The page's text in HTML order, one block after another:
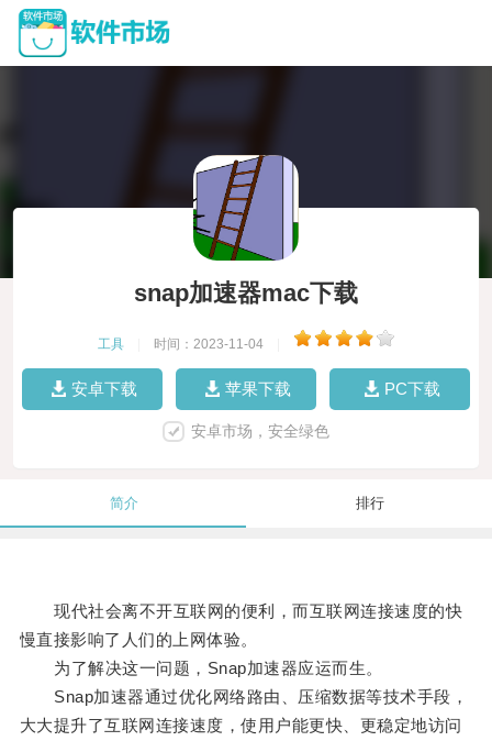
snap加速器mac下载
工具 时间：2023-11-04
安卓下载 苹果下载 PC下载
安卓市场，安全绿色
简介 排行
现代社会离不开互联网的便利，而互联网连接速度的快
慢直接影响了人们的上网体验。
为了解决这一问题，Snap加速器应运而生。
Snap加速器通过优化网络路由、压缩数据等技术手段，
大大提升了互联网连接速度，使用户能更快、更稳定地访问